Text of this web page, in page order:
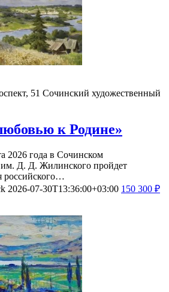
51 Сочинский художественный
к Родине»
2026 года в Сочинском
им. Д. Д. Жилинского пройдет
российского…
2026-07-30T13:36:00+03:00 150 300 ₽